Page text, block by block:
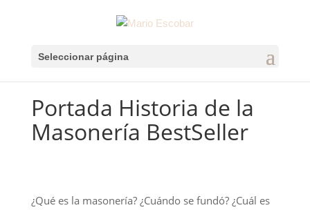
Seleccionar página
Portada Historia de la
Masonería BestSeller
¿Qué es la masonería? ¿Cuándo se fundó? ¿Cuál es